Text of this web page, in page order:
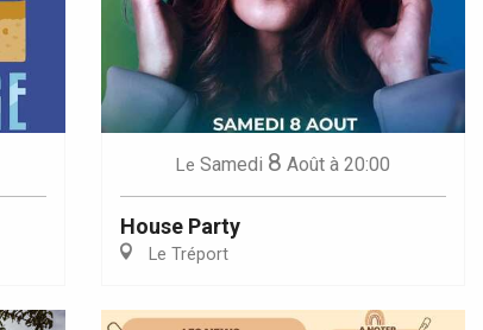
Le Samedi 8 Août à 20:00
House Party
Le Tréport